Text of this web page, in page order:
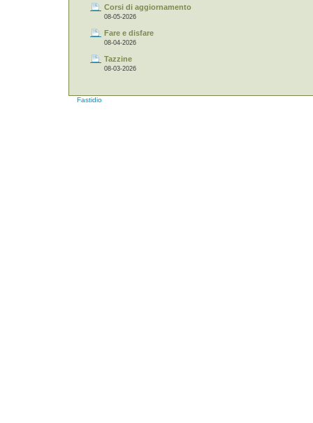
Corsi di aggiornamento
08-05-2026
Fare e disfare
08-04-2026
Tazzine
08-03-2026
Fastidio